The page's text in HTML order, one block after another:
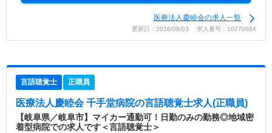
医療法人慶睦会の求人一覧
更新日：2026/08/03 求人番号：10270684
言語聴覚士 正職員
医療法人慶睦会 千手堂病院の言語聴覚士求人(正職員)
【岐阜県／岐阜市】マイカー通勤可！日勤のみの勤務◎地域密
着型病院での求人です＜言語聴覚士＞